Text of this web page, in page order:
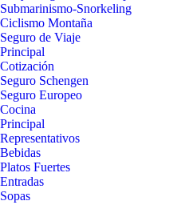
Submarinismo-Snorkeling
Ciclismo Montaña
Seguro de Viaje
Principal
Cotización
Seguro Schengen
Seguro Europeo
Cocina
Principal
Representativos
Bebidas
Platos Fuertes
Entradas
Sopas